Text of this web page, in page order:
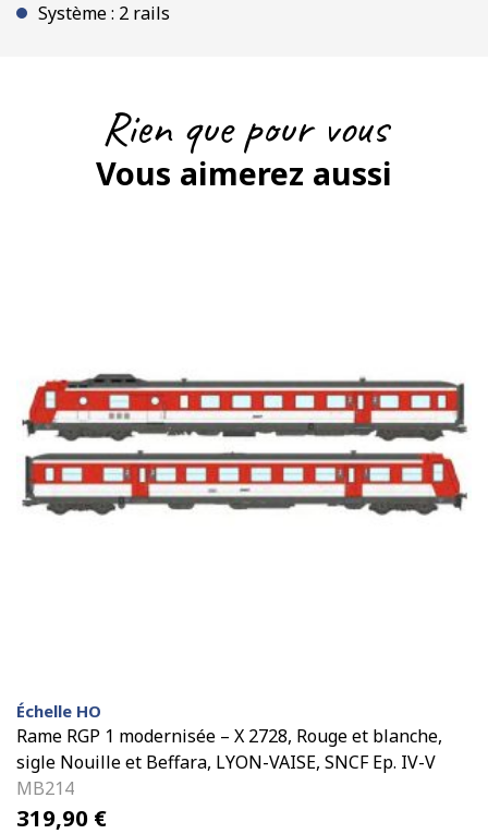
Système : 2 rails
Rien que pour vous
Vous aimerez aussi
Échelle HO
Rame RGP 1 modernisée – X 2728, Rouge et blanche,
sigle Nouille et Beffara, LYON-VAISE, SNCF Ep. IV-V
MB214
319,90 €